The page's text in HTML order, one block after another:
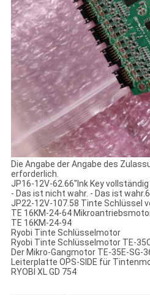
Die Angabe der Angabe des
erforderlich.
JP16-12V-62.66"Ink Key
- Das ist nicht wahr. - Das ist
JP22-12V-107.58 Tinte Schlüssel
TE 16KM-24-64
TE 16KM-24-94
Ryobi Tinte Schlüsselmotor
Ryobi Tinte Schlüsselmotor TE-
Der Mikro-Gangmotor TE-35E-SG-
Leiterplatte OPS-SIDE für
RYOBI XL GD 754